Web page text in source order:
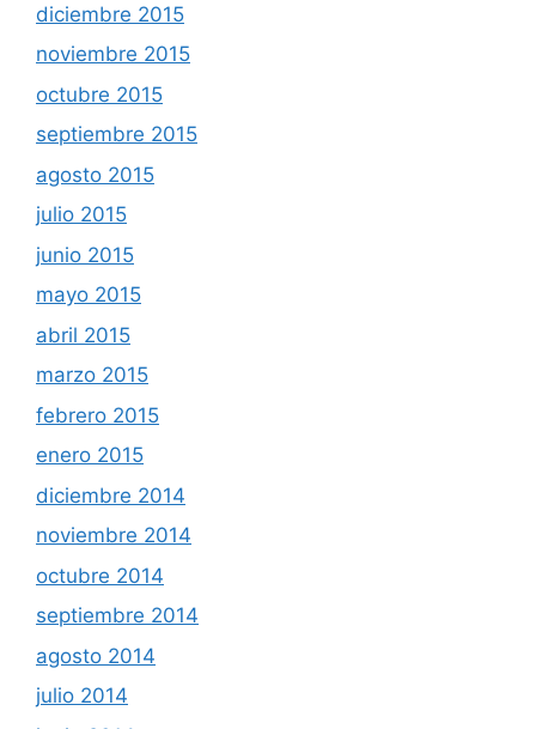
diciembre 2015
noviembre 2015
octubre 2015
septiembre 2015
agosto 2015
julio 2015
junio 2015
mayo 2015
abril 2015
marzo 2015
febrero 2015
enero 2015
diciembre 2014
noviembre 2014
octubre 2014
septiembre 2014
agosto 2014
julio 2014